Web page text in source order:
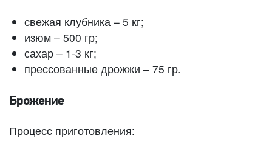
свежая клубника – 5 кг;
изюм – 500 гр;
сахар – 1-3 кг;
прессованные дрожжи – 75 гр.
Брожение
Процесс приготовления: